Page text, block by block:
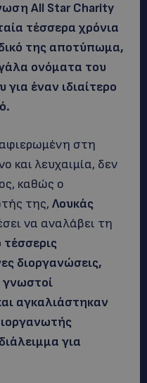
All Star Charity
τέσσερα χρόνια
της αποτύπωμα,
ονόματα του
έναν ιδιαίτερο
στη
και λευχαιμία, δεν
καθώς ο
της, Λουκάς
να αναλάβει τη
διοργανώσεις,
γνωστοί
αγκαλιάστηκαν
για